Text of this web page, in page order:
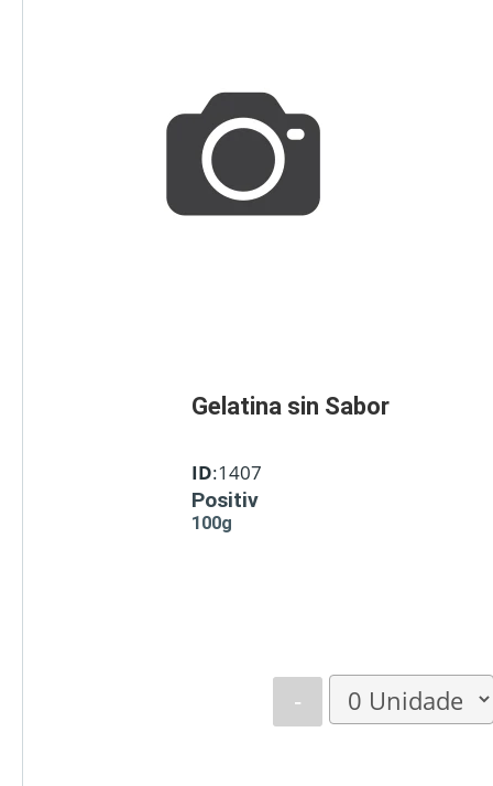
Gelatina sin Sabor
ID:1407
Positiv
100g
-